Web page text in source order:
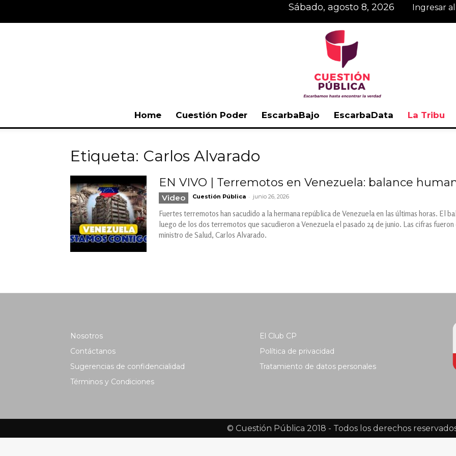
sábado, agosto 8, 2026 Ingresar
Home Cuestión Poder EscarbaBajo EscarbaData La Tribu
Etiqueta: Carlos Alvarado
EN VIVO | Terremotos en Venezuela: balance
Video Cuestión Pública - junio 26, 2026
Fuertes terremotos han sacudido a la hermana república de Venezuela en las últimas horas. El
luego de los dos terremotos que sacudieron a Venezuela el pasado 24 de junio. Las cifras
ministro de Salud, Carlos Alvarado.
Nosotros
Contáctanos
Sugerencias de confidencialidad
Términos y Condiciones
El Club CP
Política de privacidad
Tratamiento de datos personales
© Cuestión Pública 2018 - Todos los derechos